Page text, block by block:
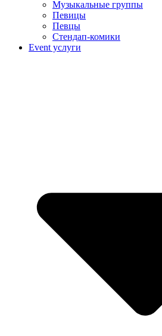
Музыкальные группы
Певицы
Певцы
Стендап-комики
Event услуги